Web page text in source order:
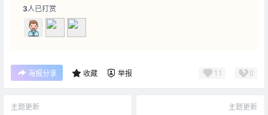
3人已打赏
海报分享 收藏 举报 11 0
主题更新 主题更新